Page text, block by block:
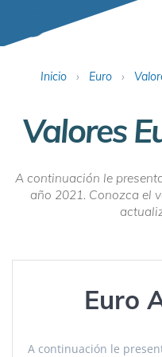
Inicio› Euro›
Valores
A continuación le
año 2021. Conozca el
Euro
A continuación le